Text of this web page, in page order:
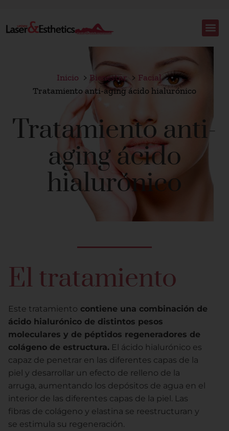
Inicio Bienestar
Facial
Tratamiento anti-aging ácido hialurónico
Tratamiento anti-
aging ácido
hialurónico
El tratamiento
Este tratamiento contiene una combinación de
ácido hialurónico de distintos pesos
moleculares y de péptidos regeneradores de
colágeno de estructura. El ácido hialurónico es
capaz de penetrar en las diferentes capas de la
piel y desarrollar un efecto de relleno de la
arruga, aumentando los depósitos de agua en el
interior de las diferentes capas de la piel. Las
fibras de colágeno y elastina se reestructuran y
se estimula su regeneración.